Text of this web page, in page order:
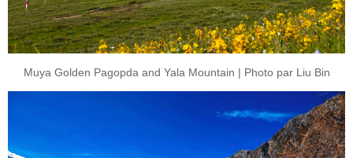
Muya Golden Pagopda and Yala Mountain | Photo par Liu Bin